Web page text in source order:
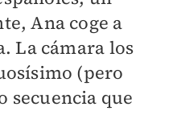
Ana coge a
La cámara los
(pero
secuencia que